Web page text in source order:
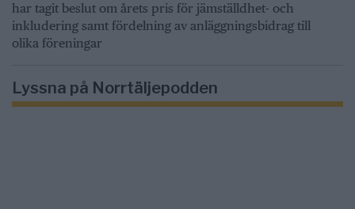
har tagit beslut om årets pris för jämställdhet- och
inkludering samt fördelning av anläggningsbidrag till
olika föreningar
Lyssna på Norrtäljepodden